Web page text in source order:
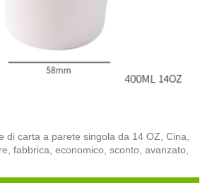
di carta a parete singola da 14 OZ, Cina,
fabbrica, economico, sconto, avanzato,